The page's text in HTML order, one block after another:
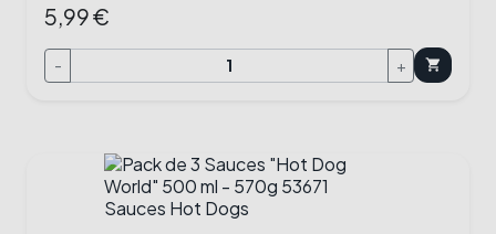
5,99 €
- + shopping_cart